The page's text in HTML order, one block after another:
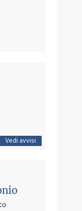
Vedi avvisi
2025
gli avvisi
lezioni